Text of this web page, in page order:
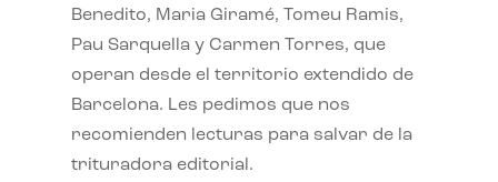
Benedito, Maria Giramé, Tomeu Ramis,
Pau Sarquella y Carmen Torres, que
operan desde el territorio extendido de
Barcelona. Les pedimos que nos
recomienden lecturas para salvar de la
trituradora editorial.